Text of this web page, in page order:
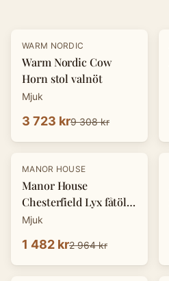
-60%
WARM NORDIC
Warm Nordic Cow
Horn stol valnöt
Mjuk
3 723 kr9 308 kr
-50%
MANOR HOUSE
Manor House
Chesterfield Lyx fåtölj
grå
Mjuk
1 482 kr2 964 kr